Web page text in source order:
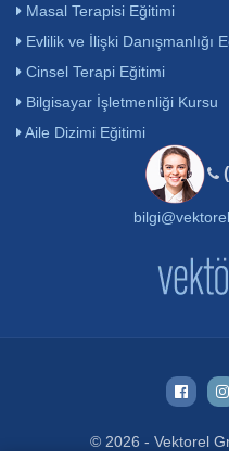
Masal Terapisi Eğitimi
Evlilik ve İlişki Danışmanlığı
Cinsel Terapi Eğitimi
Bilgisayar İşletmenliği Kursu
Aile Dizimi Eğitimi
© 2026 - Vektorel